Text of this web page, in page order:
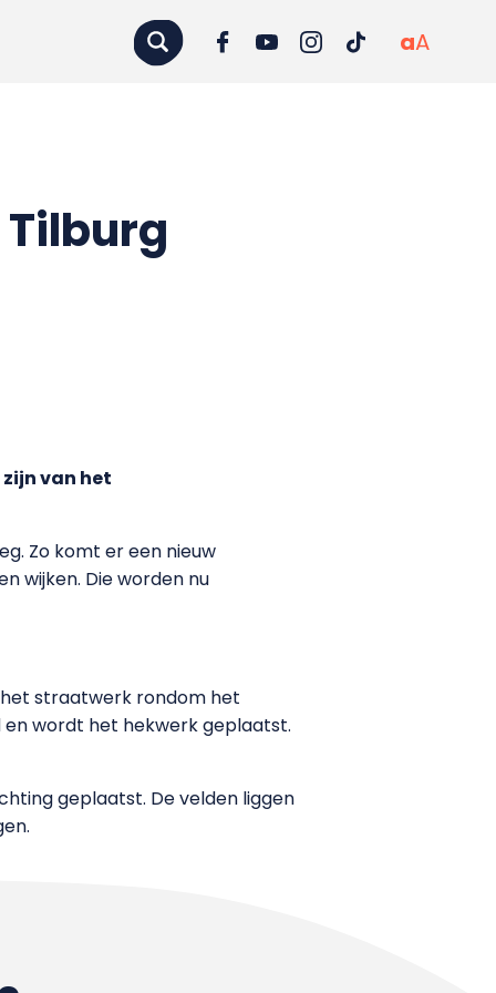
aA
van het
Zo komt er een nieuw
wijken. Die worden nu
straatwerk rondom het
en wordt het hekwerk geplaatst.
geplaatst. De velden liggen